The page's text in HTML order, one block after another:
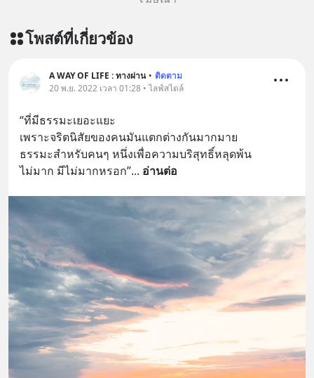
โพสต์ที่เกี่ยวข้อง
A WAY OF LIFE : ทางผ่าน • ติดตาม
20 พ.ย. 2022 เวลา 01:28 • ไลฟ์สไตล์
“ที่มีธรรมะเยอะแยะ
เพราะจริตนิสัยของคนมันแตกต่างกันมากมาย
ธรรมะสำหรับคนๆ หนึ่งเพื่อความบริสุทธิ์หลุดพ้น
ไม่มาก มีไม่มากหรอก”... อ่านต่อ